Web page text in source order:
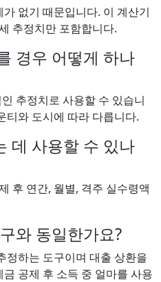
없기 때문입니다. 이 계산기
추정치만 포함합니다.
경우 어떻게 하나
추정치로 사용할 수 있습니
티와 도시에 따라 다릅니다.
데 사용할 수 있나
후 연간, 월별, 격주 실수령액
와 동일한가요?
정하는 도구이며 대출 상환을
공제 후 소득 중 얼마를 사용